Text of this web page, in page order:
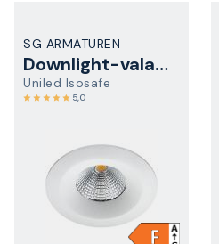
SG ARMATUREN
Downlight-valaisin
Uniled Isosafe
5,0